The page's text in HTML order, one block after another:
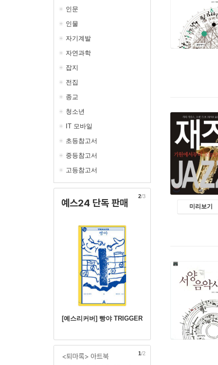
인문
인물
자기계발
자연과학
잡지
전집
종교
청소년
IT 모바일
초등참고서
중등참고서
고등참고서
예스24 단독 판매
[예스리커버] 빵야 TRIGGER
2/3
2/2
미리보기